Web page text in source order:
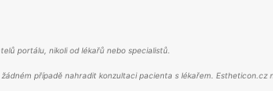
portálu, nikoli od lékařů nebo specialistů.
případě nahradit konzultaci pacienta s lékařem. Estheticon.cz